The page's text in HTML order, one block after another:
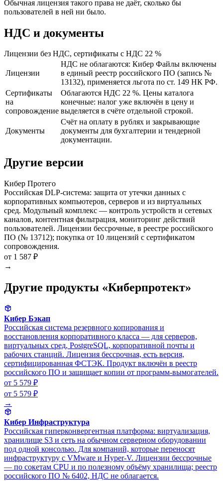
Обычная лицензия такого права не даёт, сколько бы
пользователей в ней ни было.
НДС и документы
Лицензии без НДС, сертификаты с НДС 22 %
Лицензии
НДС не облагаются: Кибер Файлы включены
в единый реестр российского ПО (запись №
13132), применяется льгота по ст. 149 НК РФ.
Сертификаты
на
сопровождение
Облагаются НДС 22 %. Цены каталога
конечные: налог уже включён в цену и
выделяется в счёте отдельной строкой.
Документы
Счёт на оплату в рублях и закрывающие
документы для бухгалтерии и тендерной
документации.
Другие версии
Кибер Протего
Российская DLP-система: защита от утечки данных с
корпоративных компьютеров, серверов и из виртуальных
сред. Модульный комплекс — контроль устройств и сетевых
каналов, контентная фильтрация, мониторинг действий
пользователей. Лицензии бессрочные, в реестре российского
ПО (№ 13712); покупка от 10 лицензий с сертификатом
сопровождения.
от 1 587 ₽
→
Другие продукты «Киберпротект»
Кибер Бэкап
Российская система резервного копирования и
восстановления корпоративного класса — для серверов,
виртуальных сред, PostgreSQL, корпоративной почты и
рабочих станций. Лицензия бессрочная, есть версия,
сертифицированная ФСТЭК. Продукт включён в реестр
российского ПО и защищает копии от программ-вымогателей.
от 5 579 ₽
от 5 579 ₽
→
Кибер Инфраструктура
Российская гиперконвергентная платформа: виртуализация,
хранилище S3 и сеть на обычном серверном оборудовании
под одной консолью. Для компаний, которые переносят
инфраструктуру с VMware и Hyper-V. Лицензии бессрочные
— по сокетам CPU и по полезному объёму хранилища; реестр
российского ПО № 6402, НДС не облагается.